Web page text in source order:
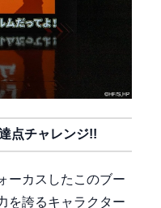
点チャレンジ!!
ーカスしたこのブー
を誇るキャラクター